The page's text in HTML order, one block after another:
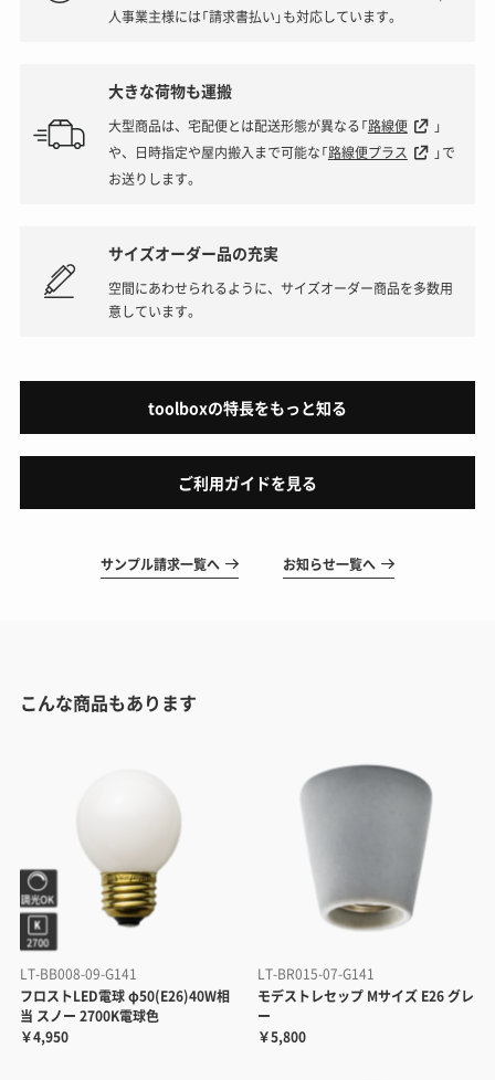
人事業主様には「請求書払い」も対応しています。
大きな荷物も運搬
大型商品は、宅配便とは配送形態が異なる「路線便
」
や、日時指定や屋内搬入まで可能な「路線便プラス
」で
お送りします。
サイズオーダー品の充実
空間にあわせられるように、サイズオーダー商品を多数用
意しています。
toolboxの特長をもっと知る
ご利用ガイドを見る
サンプル請求一覧へ お知らせ一覧へ
こんな商品もあります
LT-BB008-09-G141
フロストLED電球 φ50(E26)40W相
当 スノー 2700K電球色
￥4,950
LT-BR015-07-G141
モデストレセップ Mサイズ E26 グレ
ー
￥5,800